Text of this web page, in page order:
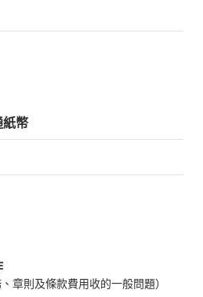
紙幣
章則及條款費用收的一般問題）